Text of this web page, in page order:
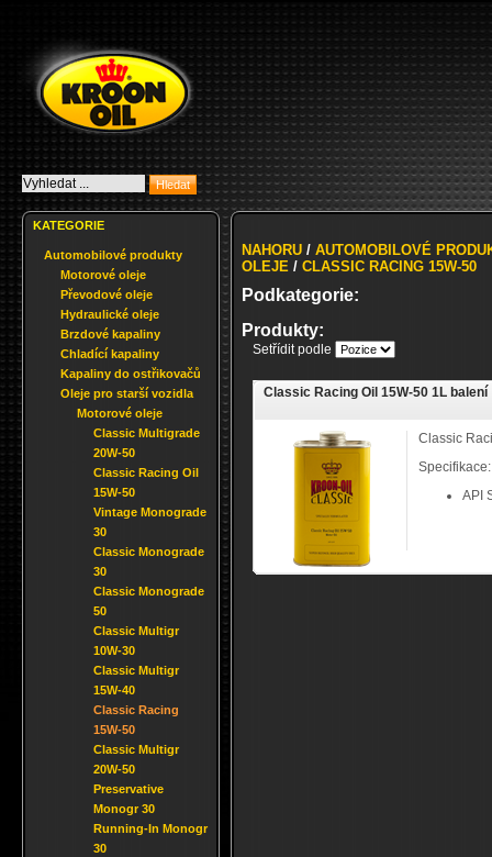
KATEGORIE
Automobilové produkty
Motorové oleje
Převodové oleje
Hydraulické oleje
Brzdové kapaliny
Chladící kapaliny
Kapaliny do ostřikovačů
Oleje pro starší vozidla
Motorové oleje
Classic Multigrade
20W-50
Classic Racing Oil
15W-50
Vintage Monograde
30
Classic Monograde
30
Classic Monograde
50
Classic Multigr
10W-30
Classic Multigr
15W-40
Classic Racing
15W-50
Classic Multigr
20W-50
Preservative
Monogr 30
Running-In Monogr
30
NAHORU / AUTOMOBILOVÉ
OLEJE / CLASSIC RACING 15W-50
Podkategorie:
Produkty:
Setřídit podle
Classic Racing Oil 15W-50 1L balení
Classic
Specifikace:
API